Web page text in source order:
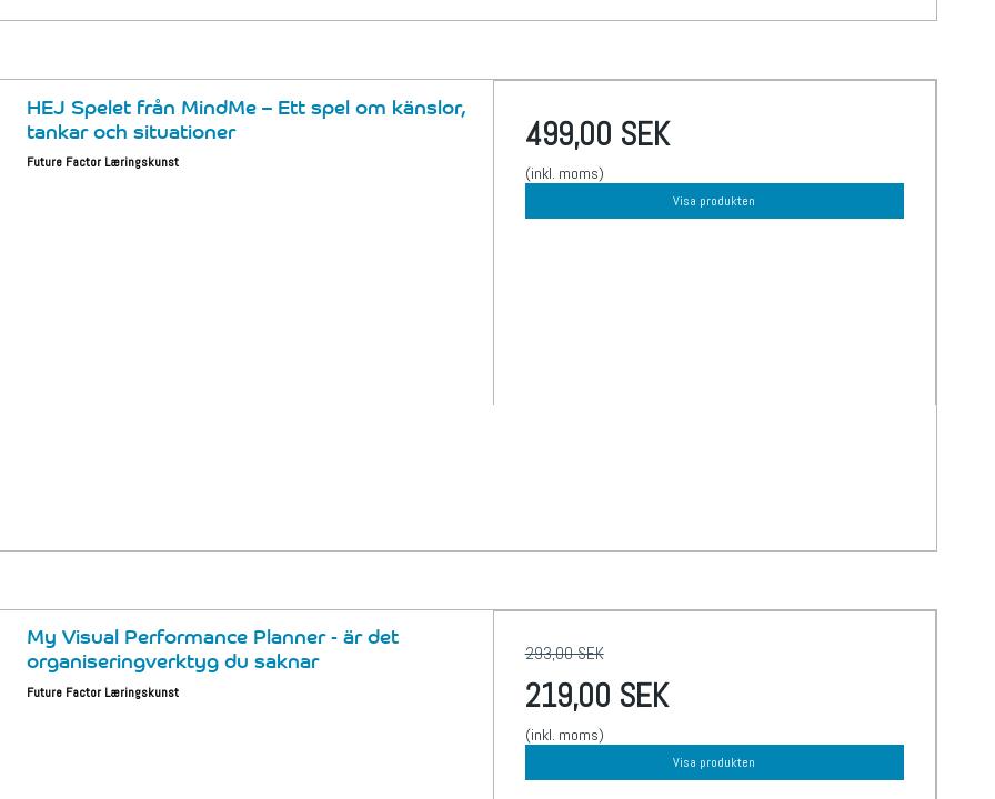
HEJ Spelet från MindMe – Ett spel om känslor,
tankar och situationer
Future Factor Læringskunst
499,00 SEK
(inkl. moms)
Visa produkten
My Visual Performance Planner - är det
organiseringverktyg du saknar
Future Factor Læringskunst
293,00 SEK
219,00 SEK
(inkl. moms)
Visa produkten